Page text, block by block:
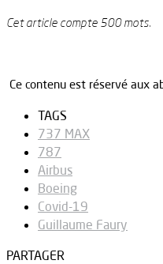
Cet article compte 500 mots.
Ce contenu est réservé aux
TAGS
737 MAX
787
Airbus
Boeing
Covid-19
Guillaume Faury
PARTAGER